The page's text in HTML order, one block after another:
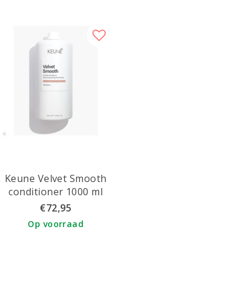
Keune Velvet Smooth
conditioner 1000 ml
€72,95
Op voorraad